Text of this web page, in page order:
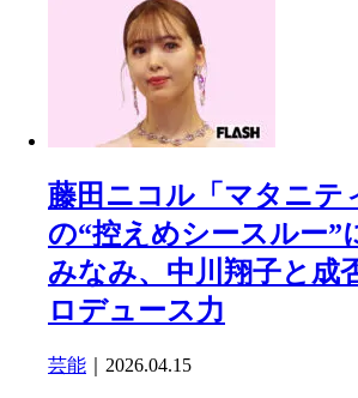
藤田ニコル「マタニテ
の“控えめシースルー”
みなみ、中川翔子と成
ロデュース力
芸能 ｜2026.04.15